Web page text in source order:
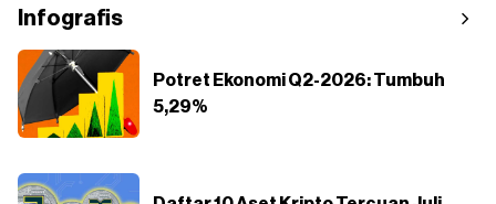
Infografis
Potret Ekonomi Q2-2026: Tumbuh
5,29%